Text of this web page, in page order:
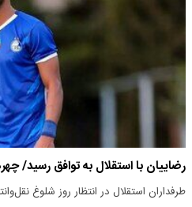
رضاییان با استقلال به توافق رسید/
طرفداران استقلال در انتظار روز شلوغ